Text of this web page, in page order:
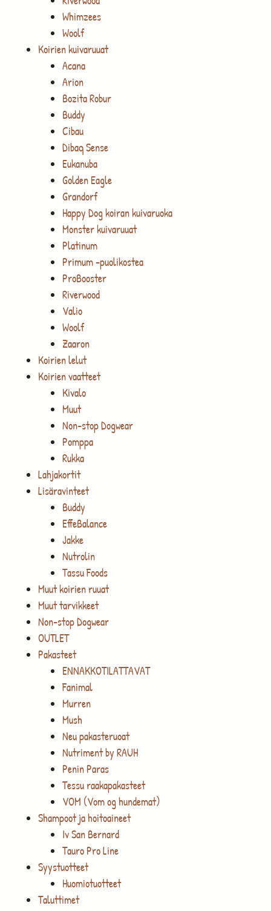
Whimzees
Woolf
Koirien kuivaruuat
Acana
Arion
Bozita Robur
Buddy
Cibau
Dibaq Sense
Eukanuba
Golden Eagle
Grandorf
Happy Dog koiran kuivaruoka
Monster kuivaruuat
Platinum
Primum -puolikostea
ProBooster
Riverwood
Valio
Woolf
Zaaron
Koirien lelut
Koirien vaatteet
Kivalo
Muut
Non-stop Dogwear
Pomppa
Rukka
Lahjakortit
Lisäravinteet
Buddy
EffeBalance
Jakke
Nutrolin
Tassu Foods
Muut koirien ruuat
Muut tarvikkeet
Non-stop Dogwear
OUTLET
Pakasteet
ENNAKKOTILATTAVAT
Fanimal
Murren
Mush
Neu pakasteruoat
Nutriment by RAUH
Penin Paras
Tessu raakapakasteet
VOM (Vom og hundemat)
Shampoot ja hoitoaineet
Iv San Bernard
Tauro Pro Line
Syystuotteet
Huomiotuotteet
Taluttimet